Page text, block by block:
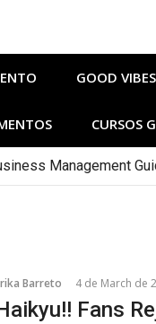
GOOD VIBES
CURSOS
Management
Barreto 4 de March de
Fans